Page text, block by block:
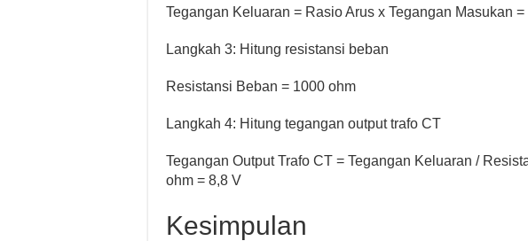
Tegangan Keluaran = Rasio Arus x Tegangan Masukan
Langkah 3: Hitung resistansi beban
Resistansi Beban = 1000 ohm
Langkah 4: Hitung tegangan output trafo CT
Tegangan Output Trafo CT = Tegangan Keluaran /
ohm = 8,8 V
Kesimpulan